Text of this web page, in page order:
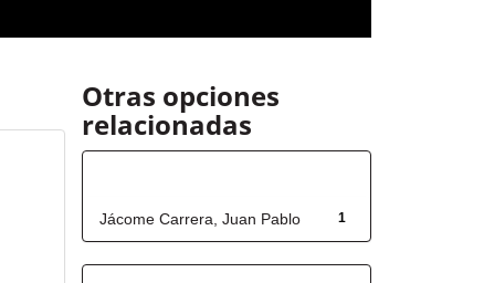
Otras opciones
relacionadas
1
Jácome Carrera, Juan Pablo